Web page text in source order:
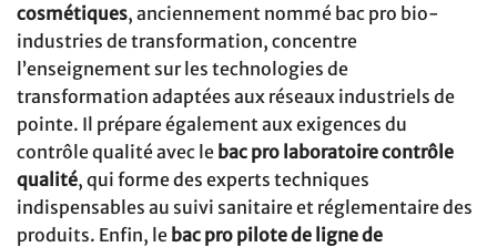
cosmétiques, anciennement nommé bac pro bio-
industries de transformation, concentre
l’enseignement sur les technologies de
transformation adaptées aux réseaux industriels de
pointe. Il prépare également aux exigences du
contrôle qualité avec le bac pro laboratoire contrôle
qualité, qui forme des experts techniques
indispensables au suivi sanitaire et réglementaire des
produits. Enfin, le bac pro pilote de ligne de